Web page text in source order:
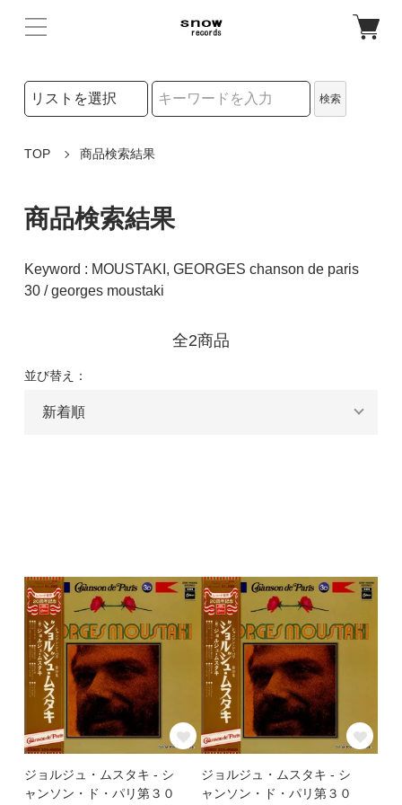
検索リストの選択
検索
TOP 商品検索結果
商品検索結果
Keyword : MOUSTAKI, GEORGES chanson de paris
30 / georges moustaki
全2商品
並び替え：
ジョルジュ・ムスタキ - シ
ャンソン・ド・パリ第３０
ジョルジュ・ムスタキ - シ
ャンソン・ド・パリ第３０